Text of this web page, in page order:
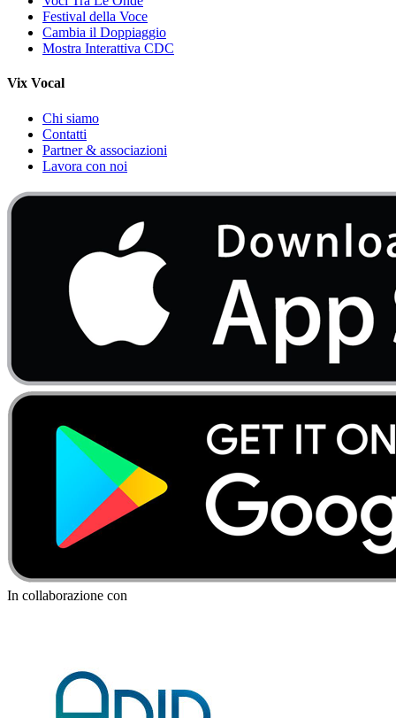
Festival della Voce
Cambia il Doppiaggio
Mostra Interattiva CDC
Vix Vocal
Chi siamo
Contatti
Partner & associazioni
Lavora con noi
In collaborazione con